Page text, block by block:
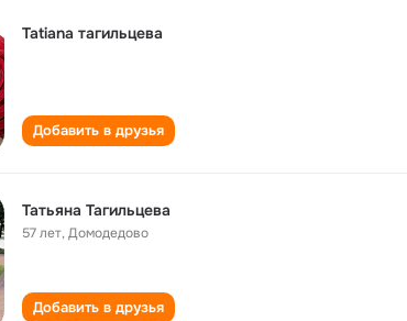
Tatiana тагильцевa
Добавить в друзья
Татьяна Тагильцева
57 лет,Домодедово
Добавить в друзья